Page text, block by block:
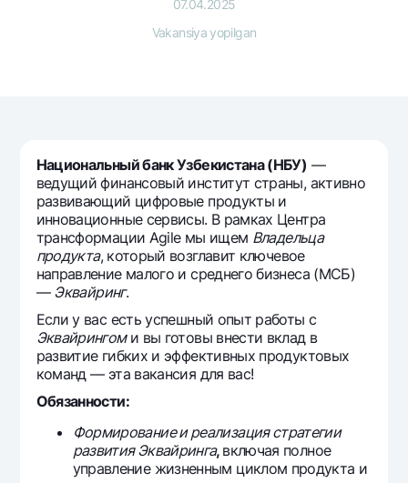
Hamma uchun USD uchun
Garmin pay
Eskrou hisobvarag‘i
Milliy mobil ilovasi
Ko'p beriladigan savollar
Sayt bo‘yicha qidiring
Qidirish
Foydali havolalar
Ko'p beriladigan savollar
Matbuot markazi
Ofis va bankomatlar
Shaxsiy ma'lumotlarni qayta ishlashga rozilik berish
07.04.2025
Vakansiya yopilgan
Национальный банк Узбекистана (НБУ) —
ведущий финансовый институт страны, активно
развивающий цифровые продукты и
инновационные сервисы. В рамках Центра
трансформации Agile мы ищем Владельца
продукта, который возглавит ключевое
направление малого и среднего бизнеса (МСБ)
— Эквайринг.
Если у вас есть успешный опыт работы с
Эквайрингоми вы готовы внести вклад в
развитие гибких и эффективных продуктовых
команд — эта вакансия для вас!
Обязанности:
Формирование и реализация стратегии
развития Эквайринга, включая полное
управление жизненным циклом продукта и